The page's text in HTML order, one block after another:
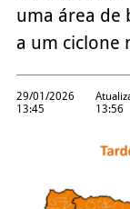
uma área de
a um ciclone
29/01/2026
13:45
13:56